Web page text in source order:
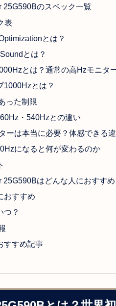
25G590Bのスペック一覧
表
とは？
とは？
とは？通常の高Hzモニタ
1000Hzとは？
った制限
・540Hzとの違い
ーは本当に必要？体感できる
になると何が変わるのか
25G590Bはどんな人におすす
おすすめ
つ？
すすめ記事